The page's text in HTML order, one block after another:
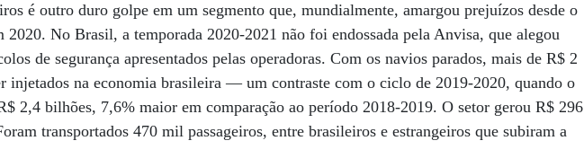
é outro duro golpe em um segmento que, mundialmente, amargou prejuízos desde o
2020. No Brasil, a temporada 2020-2021 não foi endossada pela Anvisa, que alegou
de segurança apresentados pelas operadoras. Com os navios parados, mais de R$ 2
injetados na economia brasileira — um contraste com o ciclo de 2019-2020, quando o
2,4 bilhões, 7,6% maior em comparação ao período 2018-2019. O setor gerou R$ 296
transportados 470 mil passageiros, entre brasileiros e estrangeiros que subiram a